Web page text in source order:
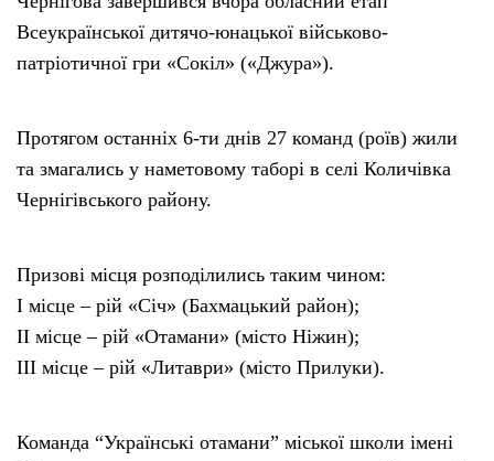
Всеукраїнської дитячо-юнацької військово-
патріотичної гри «Сокіл» («Джура»).
Протягом останніх 6-ти днів 27 команд (роїв) жили
та змагались у наметовому таборі в селі Количівка
Чернігівського району.
Призові місця розподілились таким чином:
І місце – рій «Січ» (Бахмацький район);
ІІ місце – рій «Отамани» (місто Ніжин);
ІІІ місце – рій «Литаври» (місто Прилуки).
Команда “Українські отамани” міської школи імені